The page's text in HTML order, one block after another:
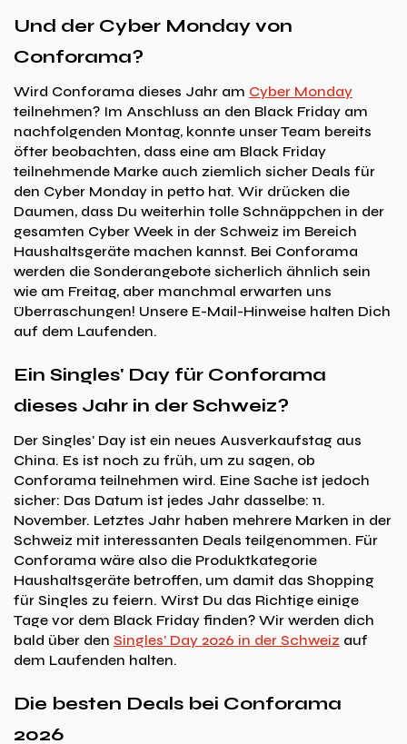
Und der Cyber Monday von
Conforama?
Wird Conforama dieses Jahr am Cyber Monday
teilnehmen? Im Anschluss an den Black Friday am
nachfolgenden Montag, konnte unser Team bereits
öfter beobachten, dass eine am Black Friday
teilnehmende Marke auch ziemlich sicher Deals für
den Cyber Monday in petto hat. Wir drücken die
Daumen, dass Du weiterhin tolle Schnäppchen in der
gesamten Cyber Week in der Schweiz im Bereich
Haushaltsgeräte machen kannst. Bei Conforama
werden die Sonderangebote sicherlich ähnlich sein
wie am Freitag, aber manchmal erwarten uns
Überraschungen! Unsere E-Mail-Hinweise halten Dich
auf dem Laufenden.
Ein Singles' Day für Conforama
dieses Jahr in der Schweiz?
Der Singles' Day ist ein neues Ausverkaufstag aus
China. Es ist noch zu früh, um zu sagen, ob
Conforama teilnehmen wird. Eine Sache ist jedoch
sicher: Das Datum ist jedes Jahr dasselbe: 11.
November. Letztes Jahr haben mehrere Marken in der
Schweiz mit interessanten Deals teilgenommen. Für
Conforama wäre also die Produktkategorie
Haushaltsgeräte betroffen, um damit das Shopping
für Singles zu feiern. Wirst Du das Richtige einige
Tage vor dem Black Friday finden? Wir werden dich
bald über den Singles' Day 2026 in der Schweiz auf
dem Laufenden halten.
Die besten Deals bei Conforama
2026